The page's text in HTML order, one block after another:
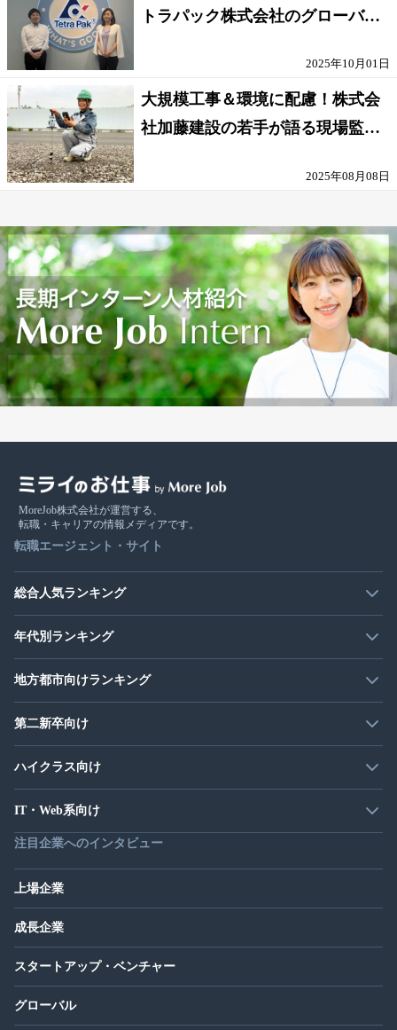
トラパック株式会社のグローバル
2025年10月01日
大規模工事＆環境に配慮！株式会
社加藤建設の若手が語る現場監督
2025年08月08日
MoreJob株式会社が運営する、
転職・キャリアの情報メディアです。
転職エージェント・サイト
総合人気ランキング
年代別ランキング
地方都市向けランキング
第二新卒向け
ハイクラス向け
IT・Web系向け
注目企業へのインタビュー
上場企業
成長企業
スタートアップ・ベンチャー
グローバル